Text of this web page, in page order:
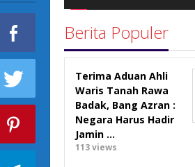
Berita Populer
Terima Aduan Ahli
Waris Tanah Rawa
Badak, Bang Azran :
Negara Harus Hadir
Jamin …
113 views